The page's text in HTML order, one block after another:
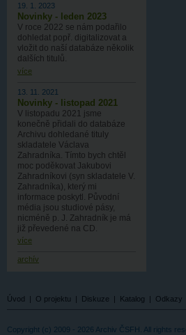
19. 1. 2023
Novinky - leden 2023
V roce 2022 se nám podařilo
dohledat popř. digitalizovat a
vložit do naší databáze několik
dalších titulů.
více
13. 11. 2021
Novinky - listopad 2021
V listopadu 2021 jsme
konečně přidali do databáze
Archivu dohledané tituly
skladatele Václava
Zahradníka. Tímto bych chtěl
moc poděkovat Jakubovi
Zahradníkovi (syn skladatele V.
Zahradníka), který mi
informace poskytl. Původní
média jsou studiové pásy,
nicméně p. J. Zahradník je má
již převedené na CD.
více
archív
Úvod O projektu Diskuze Katalog Odkazy
Copyright (c) 2009 - 2026 Archiv ČSFH. All rights